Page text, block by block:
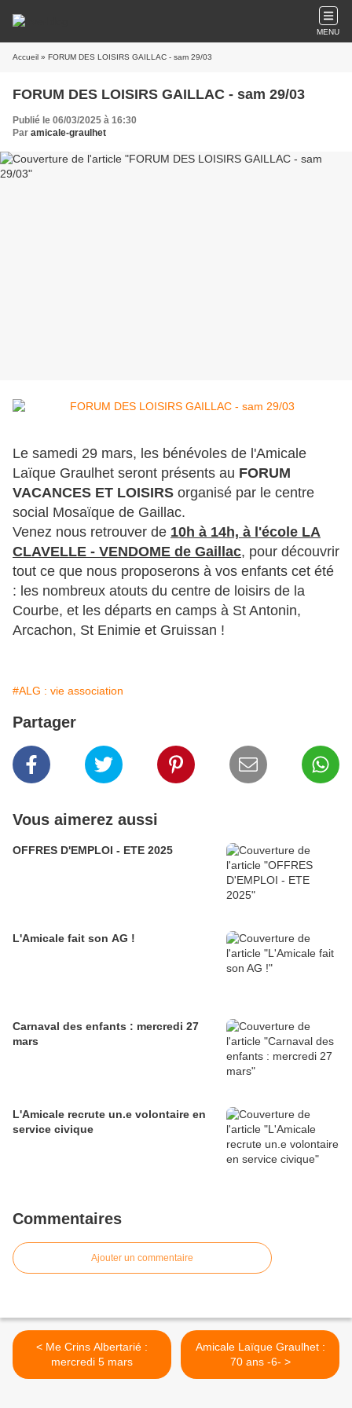
MENU
Accueil » FORUM DES LOISIRS GAILLAC - sam 29/03
FORUM DES LOISIRS GAILLAC - sam 29/03
Publié le 06/03/2025 à 16:30
Par amicale-graulhet
Le samedi 29 mars, les bénévoles de l'Amicale
Laïque Graulhet seront présents au FORUM
VACANCES ET LOISIRS organisé par le centre
social Mosaïque de Gaillac.
Venez nous retrouver de 10h à 14h, à l'école LA
CLAVELLE - VENDOME de Gaillac, pour découvrir
tout ce que nous proposerons à vos enfants cet été
: les nombreux atouts du centre de loisirs de la
Courbe, et les départs en camps à St Antonin,
Arcachon, St Enimie et Gruissan !
#ALG : vie association
Partager
Vous aimerez aussi
OFFRES D'EMPLOI - ETE 2025
L'Amicale fait son AG !
Carnaval des enfants : mercredi 27
mars
L'Amicale recrute un.e volontaire en
service civique
Commentaires
Ajouter un commentaire
< Me Crins Albertarié :
mercredi 5 mars
Amicale Laïque Graulhet :
70 ans -6- >